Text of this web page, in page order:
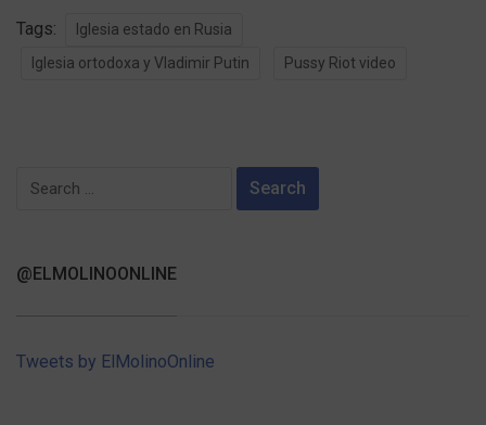
Tags:
Iglesia estado en Rusia
Iglesia ortodoxa y Vladimir Putin
Pussy Riot video
Search
@ELMOLINOONLINE
Tweets by ElMolinoOnline